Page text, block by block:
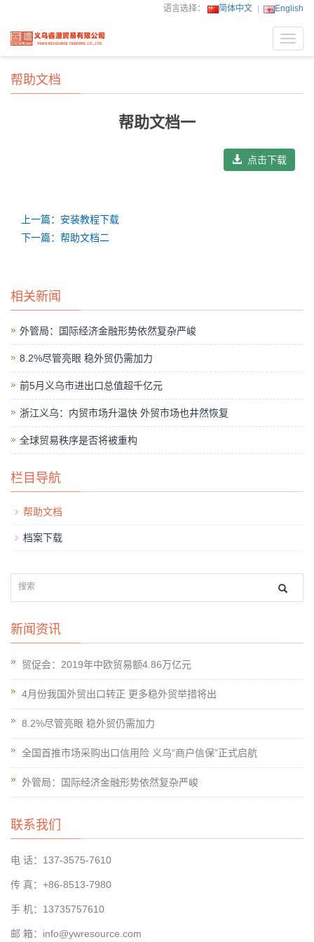
语言选择： 简体中文 English
帮助文档
帮助文档一
点击下载
上一篇：安装教程下载
下一篇：帮助文档二
相关新闻
外管局：国际经济金融形势依然复杂严峻
8.2%尽管亮眼 稳外贸仍需加力
前5月义乌市进出口总值超千亿元
浙江义乌：内贸市场升温快 外贸市场也井然恢复
全球贸易秩序是否将被重构
栏目导航
帮助文档
档案下载
新闻资讯
贸促会：2019年中欧贸易额4.86万亿元
4月份我国外贸出口转正 更多稳外贸举措将出
8.2%尽管亮眼 稳外贸仍需加力
全国首推市场采购出口信用险 义乌“商户信保”正式启航
外管局：国际经济金融形势依然复杂严峻
联系我们
电 话：137-3575-7610
传 真：+86-8513-7980
手 机：13735757610
邮 箱：info@ywresource.com